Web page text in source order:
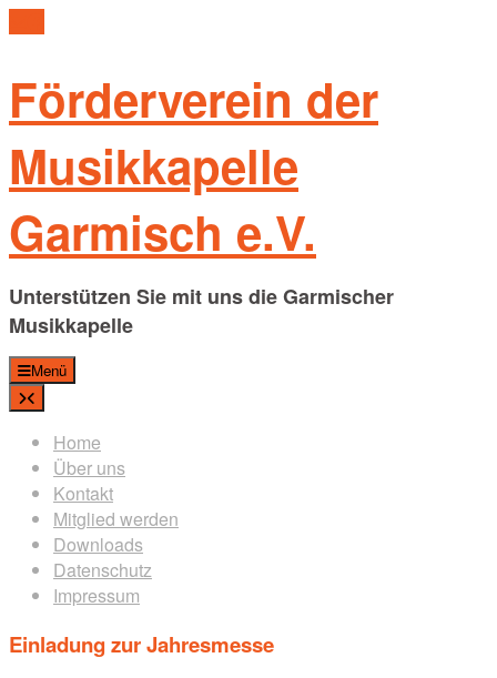
Förderverein der
Musikkapelle
Garmisch e.V.
Unterstützen Sie mit uns die Garmischer
Musikkapelle
Menü
Home
Über uns
Kontakt
Mitglied werden
Downloads
Datenschutz
Impressum
Einladung zur Jahresmesse